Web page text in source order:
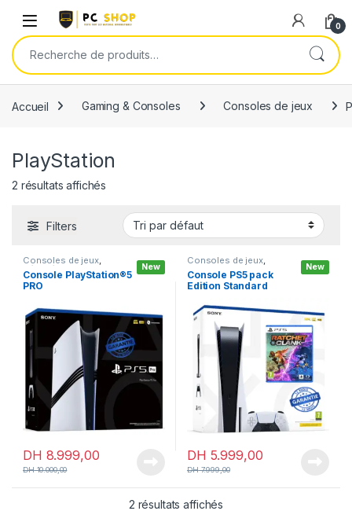
Skip to navigation
Skip to content
0
Recherche pour :
Accueil Gaming & Consoles Consoles de jeux
PlayStation
2 résultats affichés
Filters
New
Consoles de jeux,
Périphériques &
Accessoires,PlayStation
Console PlayStation®5
PRO
DH 8.999,00
DH10.000,00
New
Consoles de jeux,
Gaming & Consoles
PlayStation
Console PS5 pack
Edition Standard
DH 5.999,00
DH7.999,00
2 résultats affichés